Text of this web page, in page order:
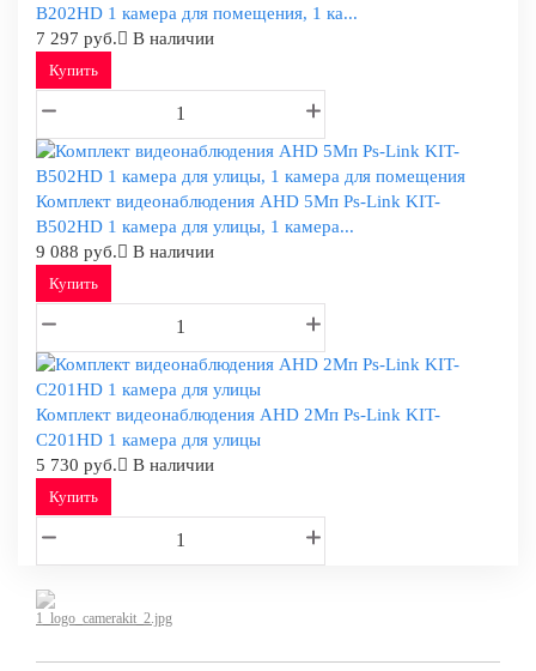
B202HD 1 камера для помещения, 1 ка...
7 297 руб.
В наличии
Купить
Комплект видеонаблюдения AHD 5Мп Ps-Link KIT-
B502HD 1 камера для улицы, 1 камера...
9 088 руб.
В наличии
Купить
Комплект видеонаблюдения AHD 2Мп Ps-Link KIT-
C201HD 1 камера для улицы
5 730 руб.
В наличии
Купить